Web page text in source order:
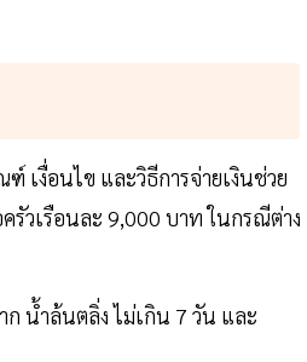
เงื่อนไข และวิธีการจ่ายเงินช่วย
วเรือนละ 9,000 บาท ในกรณีต่าง
น้ำล้นตลิ่ง ไม่เกิน 7 วัน และ